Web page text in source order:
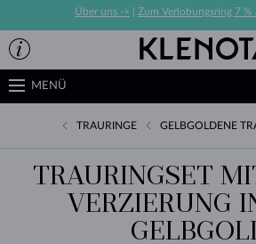
Über uns -> Zum Verlobungsring 7 %
MENÜ
TRAURINGE GELBGOLDENE
TRAURINGSET
VERZIERUNG